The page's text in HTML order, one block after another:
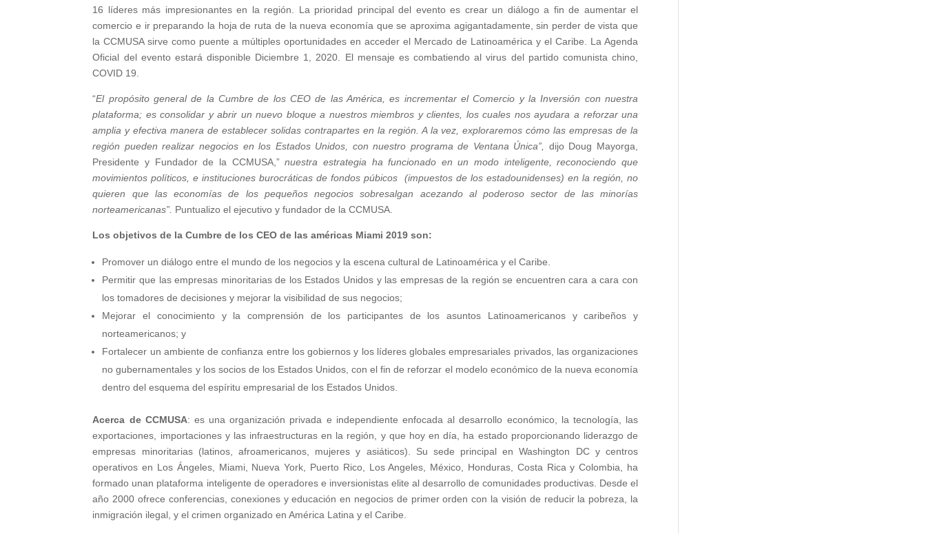
16 líderes más impresionantes en la región. La prioridad principal del evento es crear un diálogo a fin de aumentar el
comercio e ir preparando la hoja de ruta de la nueva economía que se aproxima agigantadamente, sin perder de vista que
la CCMUSA sirve como puente a múltiples oportunidades en acceder el Mercado de Latinoamérica y el Caribe. La Agenda
Oficial del evento estará disponible Diciembre 1, 2020. El mensaje es combatiendo al virus del partido comunista chino,
COVID 19.
“El propósito general de la Cumbre de los CEO de las América, es incrementar el Comercio y la Inversión con nuestra
plataforma; es consolidar y abrir un nuevo bloque a nuestros miembros y clientes, los cuales nos ayudara a reforzar una
amplia y efectiva manera de establecer solidas contrapartes en la región. A la vez, exploraremos cómo las empresas de la
región pueden realizar negocios en los Estados Unidos, con nuestro programa de Ventana Única”,
dijo Doug Mayorga,
Presidente y Fundador de la CCMUSA,”nuestra estrategia ha funcionado en un modo inteligente, reconociendo que
movimientos políticos, e instituciones burocráticas de fondos púbicos (impuestos de los estadounidenses) en la región, no
quieren que las economías de los pequeños negocios sobresalgan acezando al poderoso sector de las minorías
norteamericanas”. Puntualizo el ejecutivo y fundador de la CCMUSA.
Los objetivos de la Cumbre de los CEO de las américas Miami 2019 son:
Promover un diálogo entre el mundo de los negocios y la escena cultural de Latinoamérica y el Caribe.
Permitir que las empresas minoritarias de los Estados Unidos y las empresas de la región se encuentren cara a cara con
los tomadores de decisiones y mejorar la visibilidad de sus negocios;
Mejorar el conocimiento y la comprensión de los participantes de los asuntos Latinoamericanos y caribeños y
norteamericanos; y
Fortalecer un ambiente de confianza entre los gobiernos y los líderes globales empresariales privados, las organizaciones
no gubernamentales y los socios de los Estados Unidos, con el fin de reforzar el modelo económico de la nueva economía
dentro del esquema del espíritu empresarial de los Estados Unidos.
Acerca de CCMUSA: es una organización privada e independiente enfocada al desarrollo económico, la tecnología, las
exportaciones, importaciones y las infraestructuras en la región, y que hoy en día, ha estado proporcionando liderazgo de
empresas minoritarias (latinos, afroamericanos, mujeres y asiáticos). Su sede principal en Washington DC y centros
operativos en Los Ángeles, Miami, Nueva York, Puerto Rico, Los Angeles, México, Honduras, Costa Rica y Colombia, ha
formado unan plataforma inteligente de operadores e inversionistas elite al desarrollo de comunidades productivas. Desde el
año 2000 ofrece conferencias, conexiones y educación en negocios de primer orden con la visión de reducir la pobreza, la
inmigración ilegal, y el crimen organizado en América Latina y el Caribe.